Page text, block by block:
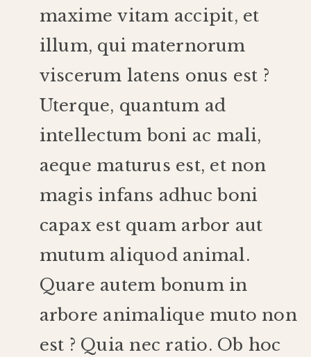
maxime vitam accipit, et
illum, qui maternorum
viscerum latens onus est ?
Uterque, quantum ad
intellectum boni ac mali,
aeque maturus est, et non
magis infans adhuc boni
capax est quam arbor aut
mutum aliquod animal.
Quare autem bonum in
arbore animalique muto non
est ? Quia nec ratio. Ob hoc